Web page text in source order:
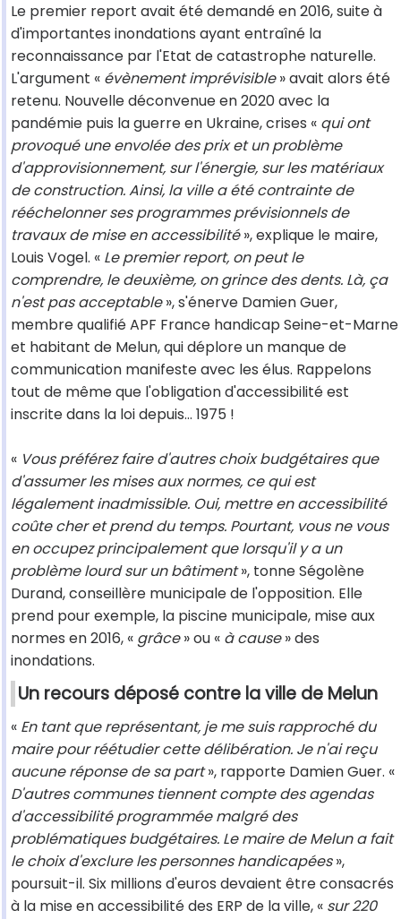
Le premier report avait été demandé en 2016, suite à
d'importantes inondations ayant entraîné la
reconnaissance par l'Etat de catastrophe naturelle.
L'argument « évènement imprévisible» avait alors été
retenu. Nouvelle déconvenue en 2020 avec la
pandémie puis la guerre en Ukraine, crises « qui ont
provoqué une envolée des prix et un problème
d'approvisionnement, sur l'énergie, sur les matériaux
de construction. Ainsi, la ville a été contrainte de
rééchelonner ses programmes prévisionnels de
travaux de mise en accessibilité», explique le maire,
Louis Vogel. « Le premier report, on peut le
comprendre, le deuxième, on grince des dents. Là, ça
n'est pas acceptable», s'énerve Damien Guer,
membre qualifié APF France handicap Seine-et-Marne
et habitant de Melun, qui déplore un manque de
communication manifeste avec les élus. Rappelons
tout de même que l'obligation d'accessibilité est
inscrite dans la loi depuis… 1975 !
« Vous préférez faire d'autres choix budgétaires que
d'assumer les mises aux normes, ce qui est
légalement inadmissible. Oui, mettre en accessibilité
coûte cher et prend du temps. Pourtant, vous ne vous
en occupez principalement que lorsqu'il y a un
problème lourd sur un bâtiment», tonne Ségolène
Durand, conseillère municipale de l'opposition. Elle
prend pour exemple, la piscine municipale, mise aux
normes en 2016, « grâce» ou « à cause» des
inondations.
Un recours déposé contre la ville de Melun
« En tant que représentant, je me suis rapproché du
maire pour réétudier cette délibération. Je n'ai reçu
aucune réponse de sa part», rapporte Damien Guer. «
D'autres communes tiennent compte des agendas
d'accessibilité programmée malgré des
problématiques budgétaires. Le maire de Melun a fait
le choix d'exclure les personnes handicapées»,
poursuit-il. Six millions d'euros devaient être consacrés
à la mise en accessibilité des ERP de la ville, « sur 220